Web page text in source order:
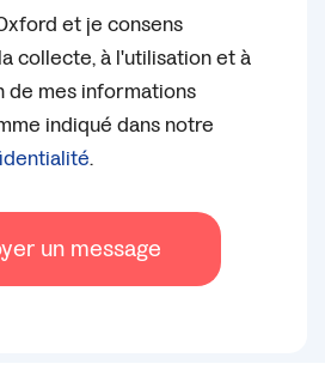
et je consens
collecte, à l'utilisation et à
de mes informations
indiqué dans notre
.
un message